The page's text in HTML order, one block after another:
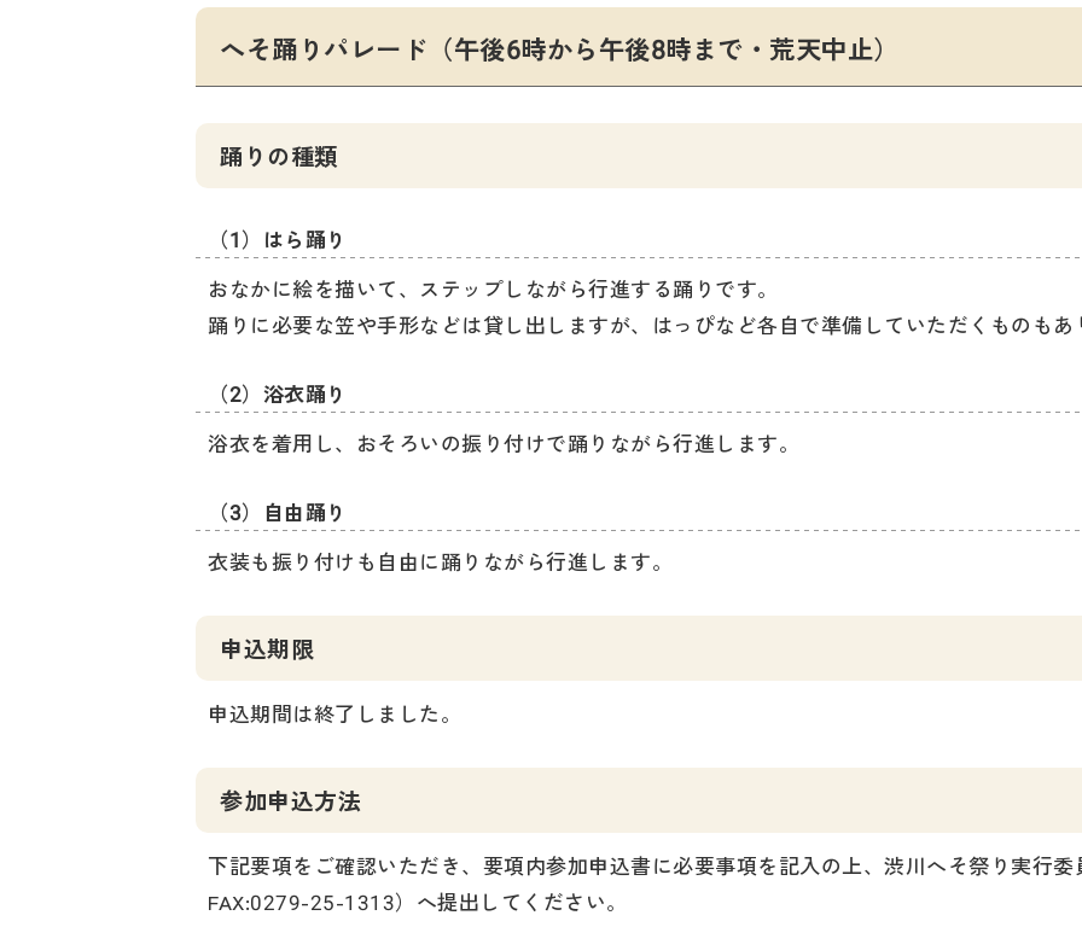
へそ踊りパレード（午後6時から午後8時まで・荒天中止）
踊りの種類
（1）はら踊り
おなかに絵を描いて、ステップしながら行進する踊りです。
踊りに必要な笠や手形などは貸し出しますが、はっぴなど各自で準備していただくものもあ
（2）浴衣踊り
浴衣を着用し、おそろいの振り付けで踊りながら行進します。
（3）自由踊り
衣装も振り付けも自由に踊りながら行進します。
申込期限
申込期間は終了しました。
参加申込方法
下記要項をご確認いただき、要項内参加申込書に必要事項を記入の上、渋川へそ祭り実行
FAX:0279-25-1313）へ提出してください。